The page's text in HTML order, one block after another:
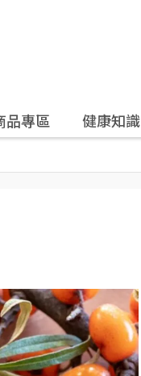
品專區 健康知識